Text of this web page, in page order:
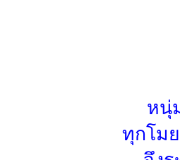
หนุ่
ทุกโม